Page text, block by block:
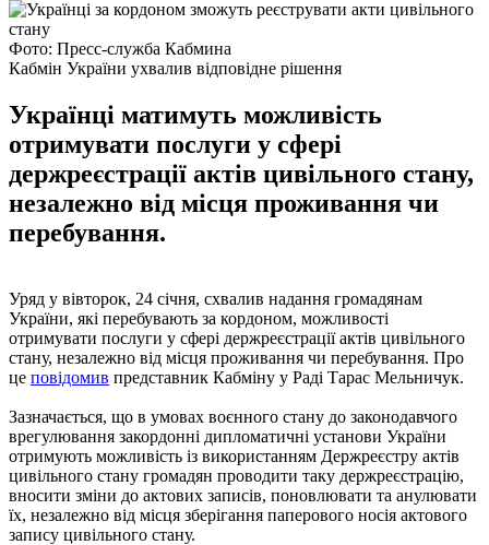
Фото: Пресс-служба Кабмина
Кабмін України ухвалив відповідне рішення
Українці матимуть можливість
отримувати послуги у сфері
держреєстрації актів цивільного стану,
незалежно від місця проживання чи
перебування.
Уряд у вівторок, 24 січня, схвалив надання громадянам
України, які перебувають за кордоном, можливості
отримувати послуги у сфері держреєстрації актів цивільного
стану, незалежно від місця проживання чи перебування. Про
це повідомив представник Кабміну у Раді Тарас Мельничук.
Зазначається, що в умовах воєнного стану до законодавчого
врегулювання закордонні дипломатичні установи України
отримують можливість із використанням Держреєстру актів
цивільного стану громадян проводити таку держреєстрацію,
вносити зміни до актових записів, поновлювати та анулювати
їх, незалежно від місця зберігання паперового носія актового
запису цивільного стану.